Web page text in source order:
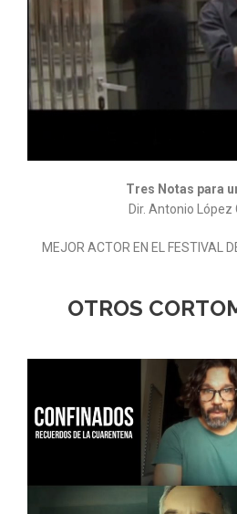
Tres Notas para
Dir. Antonio López
MEJOR ACTOR EN EL FESTIVAL
OTROS